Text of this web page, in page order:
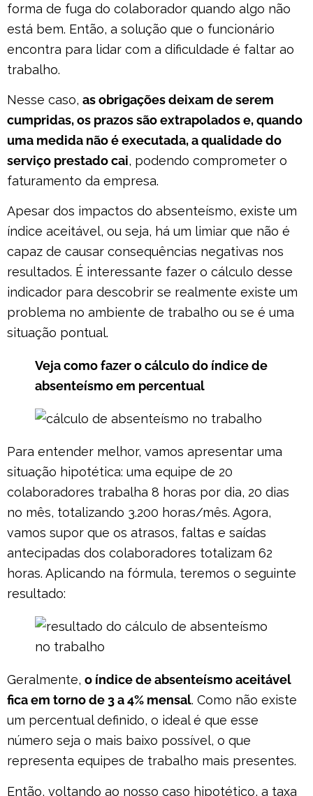
forma de fuga do colaborador quando algo não
está bem. Então, a solução que o funcionário
encontra para lidar com a dificuldade é faltar ao
trabalho.
Nesse caso, as obrigações deixam de serem
cumpridas, os prazos são extrapolados e, quando
uma medida não é executada, a qualidade do
serviço prestado cai, podendo comprometer o
faturamento da empresa.
Apesar dos impactos do absenteísmo, existe um
índice aceitável, ou seja, há um limiar que não é
capaz de causar consequências negativas nos
resultados. É interessante fazer o cálculo desse
indicador para descobrir se realmente existe um
problema no ambiente de trabalho ou se é uma
situação pontual.
Veja como fazer o cálculo do índice de
absenteísmo em percentual
Para entender melhor, vamos apresentar uma
situação hipotética: uma equipe de 20
colaboradores trabalha 8 horas por dia, 20 dias
no mês, totalizando 3.200 horas/mês. Agora,
vamos supor que os atrasos, faltas e saídas
antecipadas dos colaboradores totalizam 62
horas. Aplicando na fórmula, teremos o seguinte
resultado:
Geralmente, o índice de absenteísmo aceitável
fica em torno de 3 a 4% mensal. Como não existe
um percentual definido, o ideal é que esse
número seja o mais baixo possível, o que
representa equipes de trabalho mais presentes.
Então, voltando ao nosso caso hipotético, a taxa